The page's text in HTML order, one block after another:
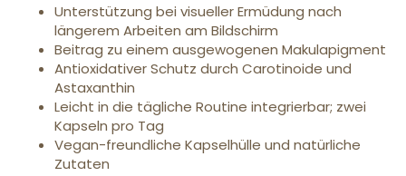
Unterstützung bei visueller Ermüdung nach
längerem Arbeiten am Bildschirm
Beitrag zu einem ausgewogenen Makulapigment
Antioxidativer Schutz durch Carotinoide und
Astaxanthin
Leicht in die tägliche Routine integrierbar; zwei
Kapseln pro Tag
Vegan-freundliche Kapselhülle und natürliche
Zutaten